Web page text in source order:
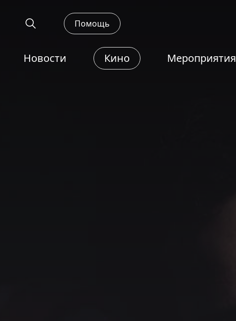
Помощь
Новости Кино Мероприятия